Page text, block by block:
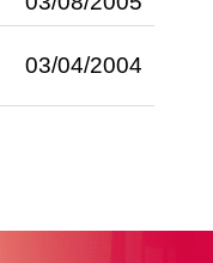
03/04/2004